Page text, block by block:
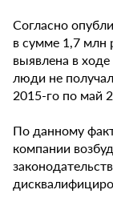
Согласно
в сумме 1,7 млн
выявлена в
люди не
2015-го по май
По данному
компании